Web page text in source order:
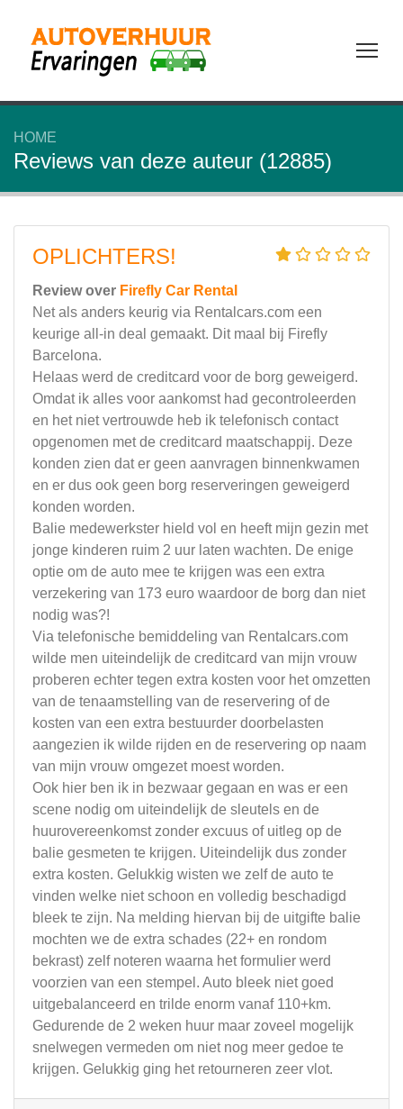
HOME
Reviews van deze auteur (12885)
OPLICHTERS!
Review over Firefly Car Rental
Net als anders keurig via Rentalcars.com een
keurige all-in deal gemaakt. Dit maal bij Firefly
Barcelona.
Helaas werd de creditcard voor de borg geweigerd.
Omdat ik alles voor aankomst had gecontroleerden
en het niet vertrouwde heb ik telefonisch contact
opgenomen met de creditcard maatschappij. Deze
konden zien dat er geen aanvragen binnenkwamen
en er dus ook geen borg reserveringen geweigerd
konden worden.
Balie medewerkster hield vol en heeft mijn gezin met
jonge kinderen ruim 2 uur laten wachten. De enige
optie om de auto mee te krijgen was een extra
verzekering van 173 euro waardoor de borg dan niet
nodig was?!
Via telefonische bemiddeling van Rentalcars.com
wilde men uiteindelijk de creditcard van mijn vrouw
proberen echter tegen extra kosten voor het omzetten
van de tenaamstelling van de reservering of de
kosten van een extra bestuurder doorbelasten
aangezien ik wilde rijden en de reservering op naam
van mijn vrouw omgezet moest worden.
Ook hier ben ik in bezwaar gegaan en was er een
scene nodig om uiteindelijk de sleutels en de
huurovereenkomst zonder excuus of uitleg op de
balie gesmeten te krijgen. Uiteindelijk dus zonder
extra kosten. Gelukkig wisten we zelf de auto te
vinden welke niet schoon en volledig beschadigd
bleek te zijn. Na melding hiervan bij de uitgifte balie
mochten we de extra schades (22+ en rondom
bekrast) zelf noteren waarna het formulier werd
voorzien van een stempel. Auto bleek niet goed
uitgebalanceerd en trilde enorm vanaf 110+km.
Gedurende de 2 weken huur maar zoveel mogelijk
snelwegen vermeden om niet nog meer gedoe te
krijgen. Gelukkig ging het retourneren zeer vlot.